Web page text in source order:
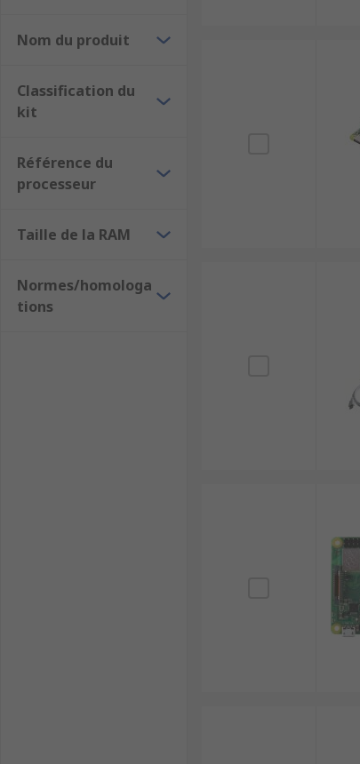
Nom du produit
Classification du
kit
Référence du
processeur
Taille de la RAM
Normes/homologa
tions